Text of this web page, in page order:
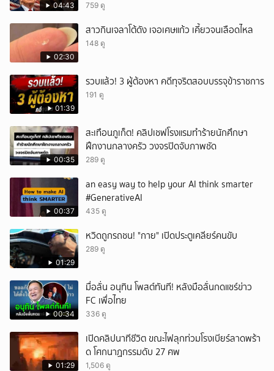
04:43 759 ดู
02:30
สาวกินเจลาโต้ดัง เจอเศษแก้ว เคี้ยวจนเลือดไหล
148 ดู
01:39
รวบแล้ว! 3 ผู้ต้องหา คดีทุจริตสอบบรรจุข้าราชการ
191 ดู
00:35
สะเทือนภูเก็ต! คลิปเชฟโรงแรมทำร้ายนักศึกษา
ฝึกงานกลางครัว วงจรปิดจับภาพชัด
289 ดู
00:37
an easy way to help your AI think smarter
#GenerativeAI
435 ดู
01:29
หวิดถูกรถชน! "กาย" เปิดประตูเคลียร์คนขับ
289 ดู
00:34
มื่อลั่น อนุทิน โพสต์ทันที! หลังมือลั่นกดแชร์ข่าว
FC เพื่อไทย
336 ดู
01:29
เปิดคลิปนาทีชีวิต ขณะไฟลุกท่วมโรงเบียร์ลาดพร้า
ด โศกนาฏกรรมดับ 27 ศพ
1,506 ดู